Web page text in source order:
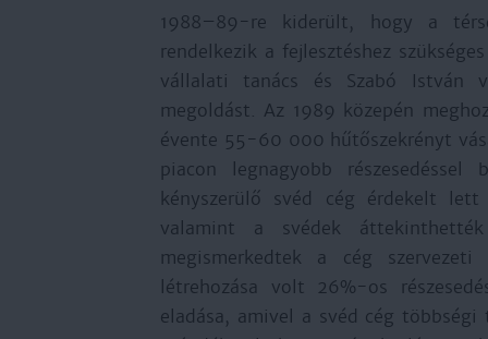
1988–89-re kiderült, hogy a
rendelkezik a fejlesztéshez
vállalati tanács és Szabó István
megoldást. Az 1989 közepén
évente 55-60 000 hűtőszekrényt
piacon legnagyobb
kényszerülő svéd cég érdekelt
valamint a svédek
megismerkedtek a cég
létrehozása volt 26%-os
eladása, amivel a svéd cég